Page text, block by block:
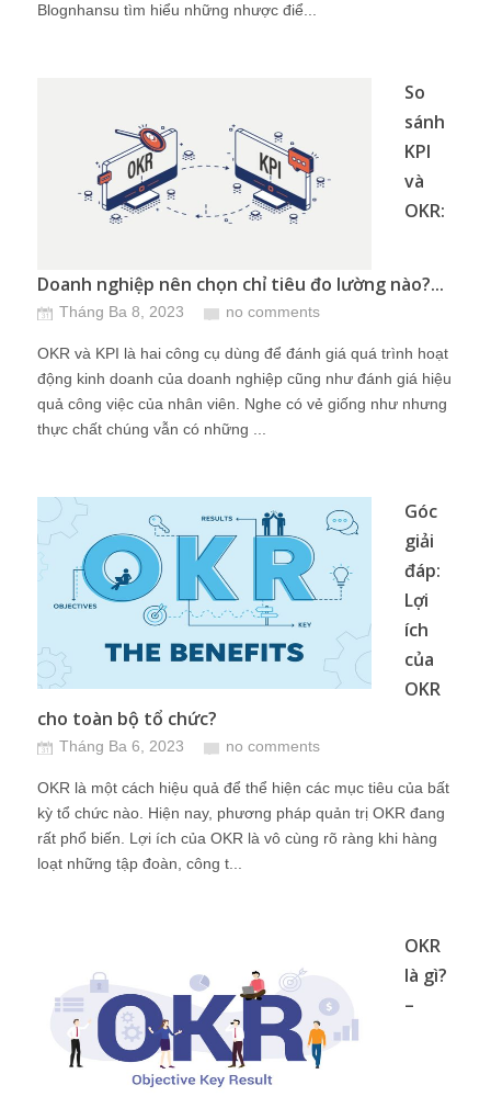
Blognhansu tìm hiểu những nhược điể...
So
sánh
KPI
và
OKR:
Doanh nghiệp nên chọn chỉ tiêu đo lường nào?...
Tháng Ba 8, 2023 no comments
OKR và KPI là hai công cụ dùng để đánh giá quá trình hoạt
động kinh doanh của doanh nghiệp cũng như đánh giá hiệu
quả công việc của nhân viên. Nghe có vẻ giống như nhưng
thực chất chúng vẫn có những ...
Góc
giải
đáp:
Lợi
ích
của
OKR
cho toàn bộ tổ chức?
Tháng Ba 6, 2023 no comments
OKR là một cách hiệu quả để thể hiện các mục tiêu của bất
kỳ tổ chức nào. Hiện nay, phương pháp quản trị OKR đang
rất phổ biến. Lợi ích của OKR là vô cùng rõ ràng khi hàng
loạt những tập đoàn, công t...
OKR
là gì?
–